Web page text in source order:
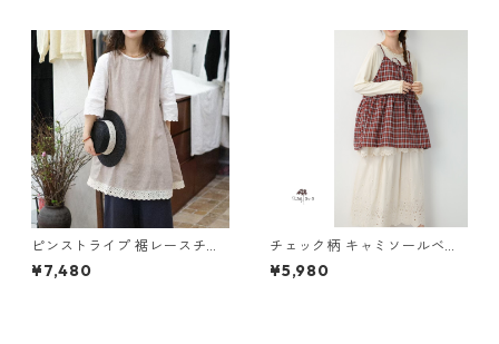
ピンストライプ 裾レースチュ
ニック 2col Y 260010
¥7,480
チェック柄 キャミソールベス
ト 4col Y 260005
¥5,980